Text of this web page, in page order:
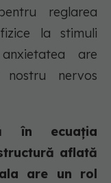
reglarea
la stimuli
are
nervos
în ecuația
aflată
are un rol